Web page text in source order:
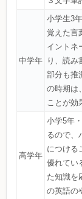
中学年
小学生3
覚えた言
イントネ
り、読み
部分も推
の時期は
ことが効
高学年
小学5年
るので、
につける
優れてい
た知識を
の英語の